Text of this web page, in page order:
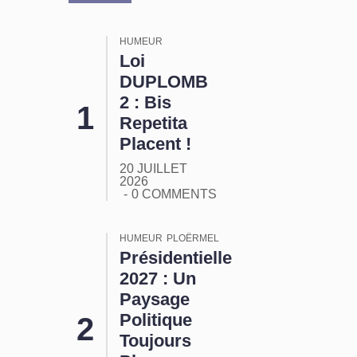
HUMEUR
Loi
DUPLOMB
2 : Bis
Repetita
Placent !
20 JUILLET
2026
0 COMMENTS
HUMEUR PLOËRMEL
Présidentielle
2027 : Un
Paysage
Politique
Toujours